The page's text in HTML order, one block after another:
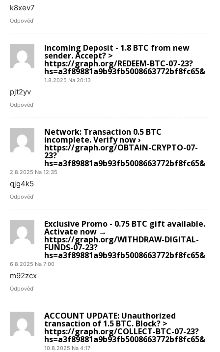
k8xev7
Odpověď
Incoming Deposit - 1.8 BTC from new
sender. Accept? >
https://graph.org/REDEEM-BTC-07-23?
hs=a3f89881a9b93fb5008663772bf8fc65&
1.8.2025 Na 20:13
pjt2yv
Odpověď
Network: Transaction 0.5 BTC
incomplete. Verify now ›
https://graph.org/OBTAIN-CRYPTO-07-
23?
hs=a3f89881a9b93fb5008663772bf8fc65&
2.8.2025 Na 12:35
qjg4k5
Odpověď
Exclusive Promo - 0.75 BTC gift available.
Activate now →
https://graph.org/WITHDRAW-DIGITAL-
FUNDS-07-23?
hs=a3f89881a9b93fb5008663772bf8fc65&
6.8.2025 Na 7:00
m92zcx
Odpověď
ACCOUNT UPDATE: Unauthorized
transaction of 1.5 BTC. Block? >
https://graph.org/COLLECT-BTC-07-23?
hs=a3f89881a9b93fb5008663772bf8fc65&
10.8.2025 Na 4:17